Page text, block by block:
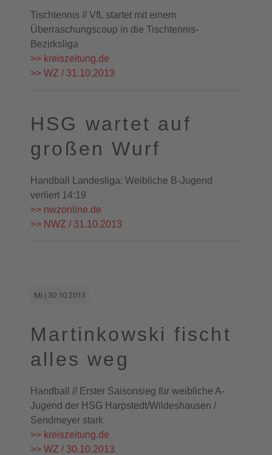
Tischtennis // VfL startet mit einem
Überraschungscoup in die Tischtennis-
Bezirksliga
>> kreiszeitung.de
>> WZ / 31.10.2013
HSG wartet auf
großen Wurf
Handball Landesliga: Weibliche B-Jugend
verliert 14:19
>> nwzonline.de
>> NWZ / 31.10.2013
Mi | 30.10.2013
Martinkowski fischt
alles weg
Handball // Erster Saisonsieg für weibliche A-
Jugend der HSG Harpstedt/Wildeshausen /
Sendmeyer stark
>> kreiszeitung.de
>> WZ / 30.10.2013